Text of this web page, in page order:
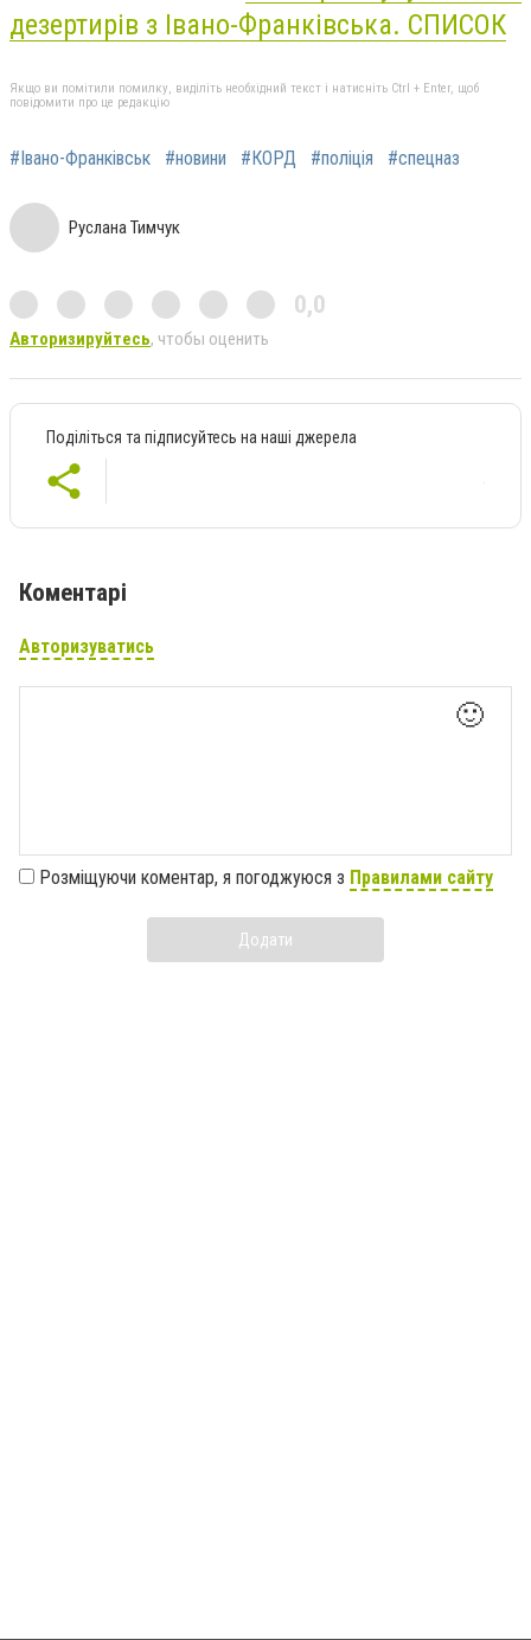
дезертирів з Івано-Франківська. СПИСОК
Якщо ви помітили помилку, виділіть необхідний текст і натисніть Ctrl + Enter, щоб
повідомити про це редакцію
#Івано-Франківськ #новини #КОРД #поліція #спецназ
Руслана Тимчук
0,0
Авторизируйтесь, чтобы оценить
Поділіться та підписуйтесь на наші джерела
Коментарі
Авторизуватись
🙂
Розміщуючи коментар, я погоджуюся з Правилами сайту
Додати